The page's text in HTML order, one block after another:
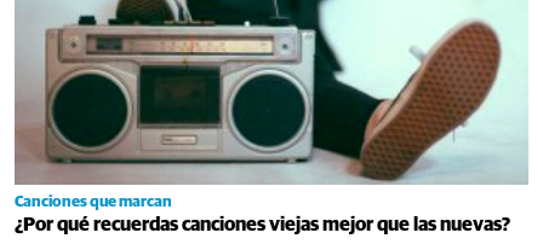
Canciones que marcan
¿Por qué recuerdas canciones viejas mejor que las nuevas?